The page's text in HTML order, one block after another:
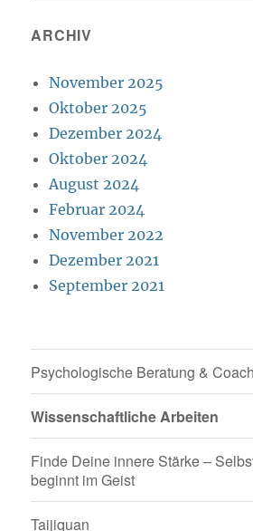
ARCHIV
November 2025
Oktober 2025
Dezember 2024
Oktober 2024
August 2024
Februar 2024
November 2022
Dezember 2021
September 2021
Psychologische Beratung &
Wissenschaftliche Arbeiten
Finde Deine innere Stärke –
beginnt im Geist
Taijiquan